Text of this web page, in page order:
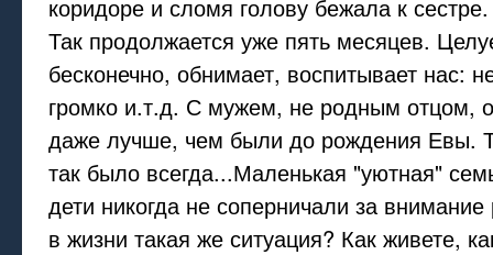
коридоре и сломя голову бежала к сестре.
Так продолжается уже пять месяцев.
бесконечно, обнимает, воспитывает нас:
громко и.т.д. С мужем, не родным отцом,
даже лучше, чем были до рождения Евы.
так было всегда...Маленькая "уютная"
дети никогда не соперничали за
в жизни такая же ситуация? Как живете,